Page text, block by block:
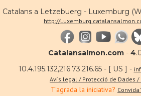
Catalans a Letzebuerg - Luxemburg
http://
Catalansalmon.com - 4
10.4.195.132,216.73.216.65 - [ US ] -
Avís legal / Protecció de Dades /
T'agrada la iniciativa?